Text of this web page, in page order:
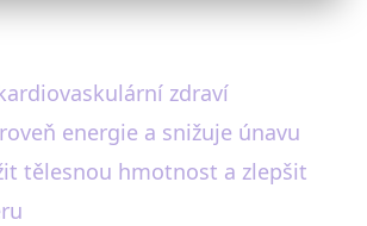
zdraví
energie a snižuje únavu
tělesnou hmotnost a zlepšit